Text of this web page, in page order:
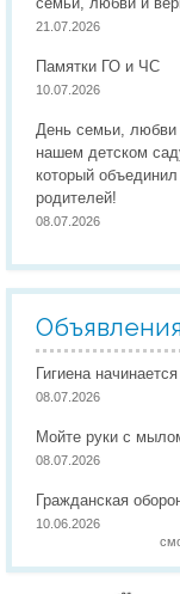
услуг по присмотру
Наши праздники
Наши работы
21.07.2026
Памятки ГО и ЧС
10.07.2026
День семьи, любви
нашем детском
который
родителей!
08.07.2026
Гигиена
08.07.2026
Мойте руки с
08.07.2026
Гражданская
10.06.2026